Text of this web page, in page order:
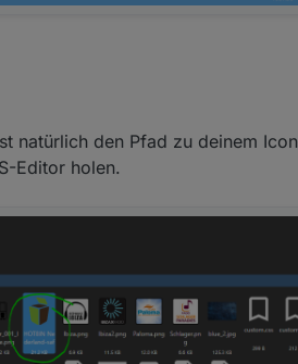
natürlich den Pfad zu deinem
Editor holen.